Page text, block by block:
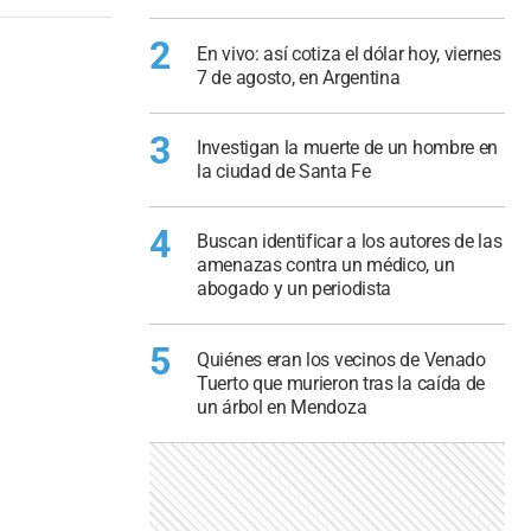
2
En vivo: así cotiza el dólar hoy, viernes
7 de agosto, en Argentina
3
Investigan la muerte de un hombre en
la ciudad de Santa Fe
4
Buscan identificar a los autores de las
amenazas contra un médico, un
abogado y un periodista
5
Quiénes eran los vecinos de Venado
Tuerto que murieron tras la caída de
un árbol en Mendoza